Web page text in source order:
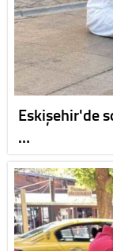
Eskişehir'de
…